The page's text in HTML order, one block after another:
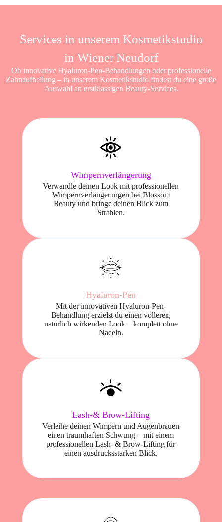
Services in unserem Kosmetikstudio
in Wiener Neudorf
Ob innovative Hyaluron-Pen-Behandlungen oder professionelle
Zahnaufhellung – in unserem Kosmetikstudio findest du eine große
Auswahl an erstklassigen Beauty-Services.
Wimpernverlängerung
Verwandle deinen Look mit professionellen
Wimpernverlängerungen bei Blossom
Beauty und bringe deinen Blick zum
Strahlen.
Hyaluron-Pen
Mit der innovativen Hyaluron-Pen-
Behandlung erzielst du einen volleren,
natürlich wirkenden Look – komplett ohne
Nadeln.
Lash-& Brow-Lifting
Verleihe deinen Wimpern und Augenbrauen
einen traumhaften Schwung – mit einem
professionellen Lash- & Brow-Lifting für
einen ausdrucksstarken Blick.